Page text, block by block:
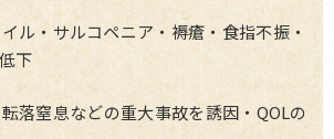
ル・サルコペニア・褥瘡・食指不振・
下
どの重大事故を誘因・QOLの